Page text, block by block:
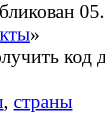
»
код
, страны